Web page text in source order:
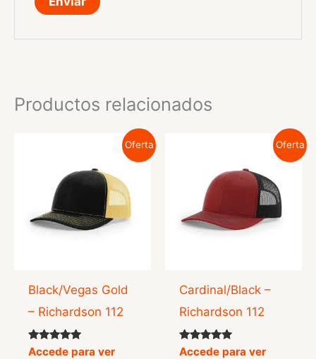
Productos relacionados
Oferta
Black/Vegas Gold
– Richardson 112
Valorado
Accede para ver
Oferta
Cardinal/Black –
Richardson 112
Valorado
Accede para ver